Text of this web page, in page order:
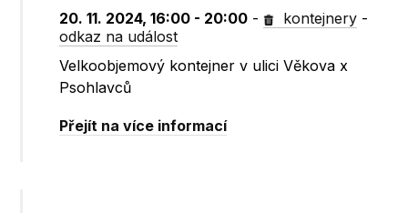
20. 11. 2024, 16:00 - 20:00 - kontejnery -
odkaz na událost
Velkoobjemový kontejner v ulici Věkova x
Psohlavců
Přejít na více informací